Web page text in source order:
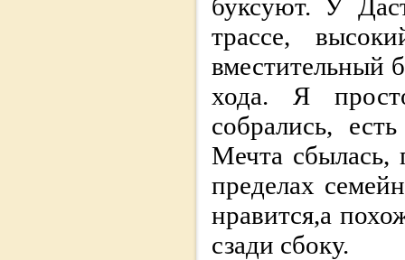
буксуют. У
трассе,
вместительный
хода. Я
собрались,
Мечта сбылась,
пределах
нравится,а
сзади сбоку.